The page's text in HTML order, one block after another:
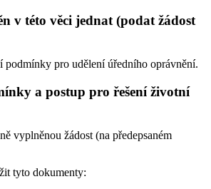
v této věci jednat (podat žádost
podmínky pro udělení úředního oprávnění.
a postup pro řešení životní
vyplněnou žádost (na předepsaném
tyto dokumenty: